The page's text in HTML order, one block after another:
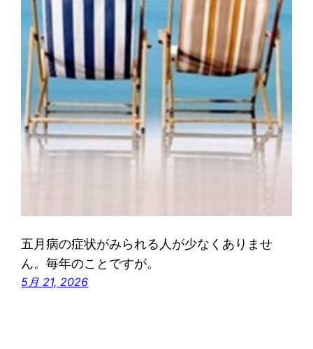
五月病の症状がみられる人が少なくありませ
ん。毎年のことですが。
5月 21, 2026